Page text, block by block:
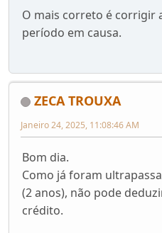
O mais correto é corrigir
período em causa.
ZECA TROUXA
Janeiro 24, 2025, 11:08:46 AM
Bom dia.
Como já foram
(2 anos), não pode
crédito.